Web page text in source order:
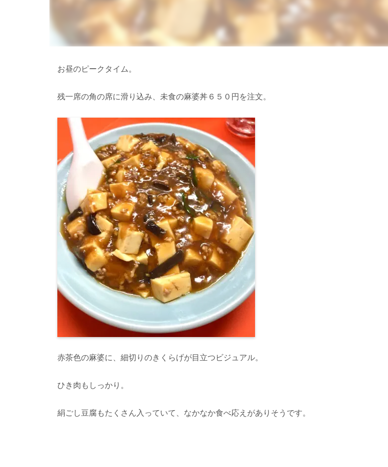
お昼のピークタイム。
残一席の角の席に滑り込み、未食の麻婆丼６５０円を注文。
赤茶色の麻婆に、細切りのきくらげが目立つビジュアル。
ひき肉もしっかり。
絹ごし豆腐もたくさん入っていて、なかなか食べ応えがありそうです。